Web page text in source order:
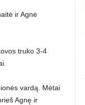
ir Agnė
truko 3-4
vardą. Mėtai
Agnę ir